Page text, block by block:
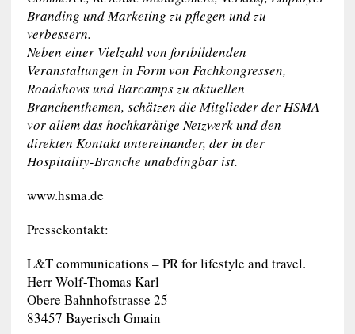
Branding und Marketing zu pflegen und zu
verbessern.
Neben einer Vielzahl von fortbildenden
Veranstaltungen in Form von Fachkongressen,
Roadshows und Barcamps zu aktuellen
Branchenthemen, schätzen die Mitglieder der HSMA
vor allem das hochkarätige Netzwerk und den
direkten Kontakt untereinander, der in der
Hospitality-Branche unabdingbar ist.
www.hsma.de
Pressekontakt:
L&T communications – PR for lifestyle and travel.
Herr Wolf-Thomas Karl
Obere Bahnhofstrasse 25
83457 Bayerisch Gmain